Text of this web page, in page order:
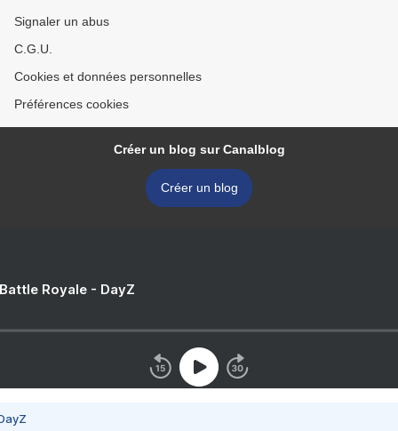
Signaler un abus
C.G.U.
Cookies et données personnelles
Préférences cookies
Créer un blog sur Canalblog
Créer un blog
Royale - DayZ